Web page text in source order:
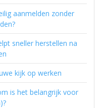
aanmelden zonder
sneller herstellen na
kijk op werken
is het belangrijk voor